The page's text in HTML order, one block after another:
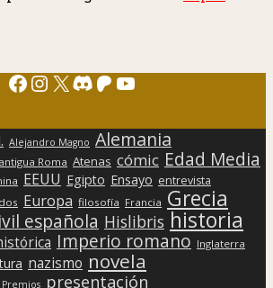
Facebook
Instagram
X Discord
Patreon
YouTube
Alejandro Magno Alemania
antigua Roma Atenas cómic Edad Media
EEUU Egipto Ensayo entrevista
Europa filosofía Francia Grecia
española Hislibris historia
Imperio romano Inglaterra
nazismo novela
Premios presentación